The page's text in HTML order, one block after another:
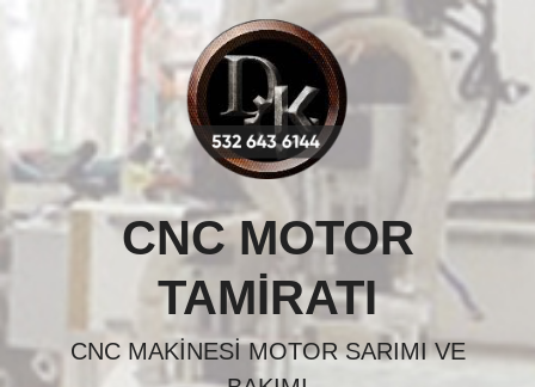
CNC MOTOR
TAMIRATI
CNC MAKINESI MOTOR SARIMI VE